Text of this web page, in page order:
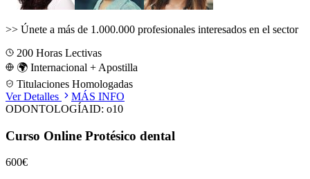
>> Únete a más de 1.000.000 profesionales interesados en el sector
200 Horas Lectivas
🌍 Internacional + Apostilla
Titulaciones Homologadas
Ver Detalles
MÁS INFO
ODONTOLOGÍAID: o10
Curso Online Protésico dental
600€